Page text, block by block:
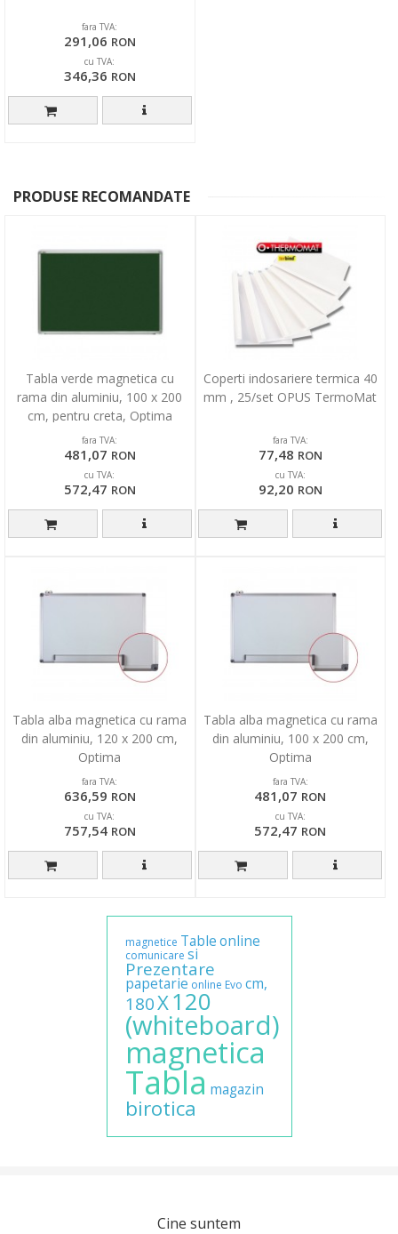
fara TVA:
291,06 RON
cu TVA:
346,36 RON
PRODUSE RECOMANDATE
Tabla verde magnetica cu
rama din aluminiu, 100 x 200
cm, pentru creta, Optima
fara TVA:
481,07 RON
cu TVA:
572,47 RON
Coperti indosariere termica 40
mm , 25/set OPUS TermoMat
fara TVA:
77,48 RON
cu TVA:
92,20 RON
Tabla alba magnetica cu rama
din aluminiu, 120 x 200 cm,
Optima
fara TVA:
636,59 RON
cu TVA:
757,54 RON
Tabla alba magnetica cu rama
din aluminiu, 100 x 200 cm,
Optima
fara TVA:
481,07 RON
cu TVA:
572,47 RON
magnetice Tableonline
comunicare si
Prezentare
papetarie online Evo cm,
180X120
(whiteboard)
magnetica
Tabla magazin
birotica
Cine suntem